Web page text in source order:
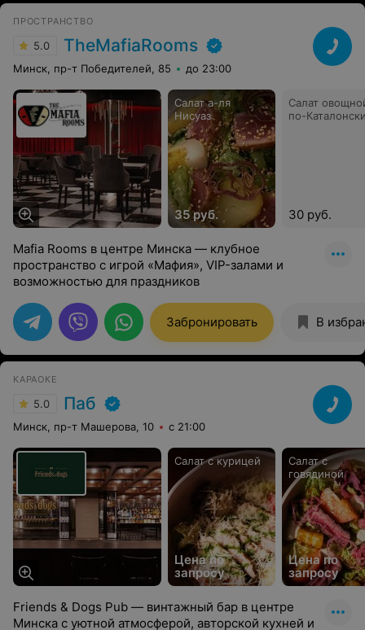
ПРОСТРАНСТВО
5.0 TheMafiaRooms
Минск, пр-т Победителей, 85 до 23:00
Салат а-ля
Нисуаз
35 руб.
Салат
по-
30 руб.
Mafia Rooms в центре Минска — клубное
пространство с игрой «Мафия», VIP-залами и
возможностью для праздников
Забронировать В
КАРАОКЕ
5.0 Паб
Минск, пр-т Машерова, 10 с 21:00
Салат с курицей
Цена по
запросу
Салат с
говядиной
Цена по
запросу
Friends & Dogs Pub — винтажный бар в центре
Минска с уютной атмосферой, авторской кухней и